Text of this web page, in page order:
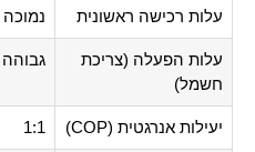
עלות רכישה ראשונית נמוכה
עלות הפעלה (צריכת
חשמל)
יעילות אנרגטית (COP) 1:1